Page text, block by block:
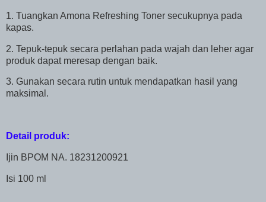
1. Tuangkan Amona Refreshing Toner secukupnya pada
kapas.
2. Tepuk-tepuk secara perlahan pada wajah dan leher agar
produk dapat meresap dengan baik.
3. Gunakan secara rutin untuk mendapatkan hasil yang
maksimal.
Detail produk:
Ijin BPOM NA. 18231200921
Isi 100 ml